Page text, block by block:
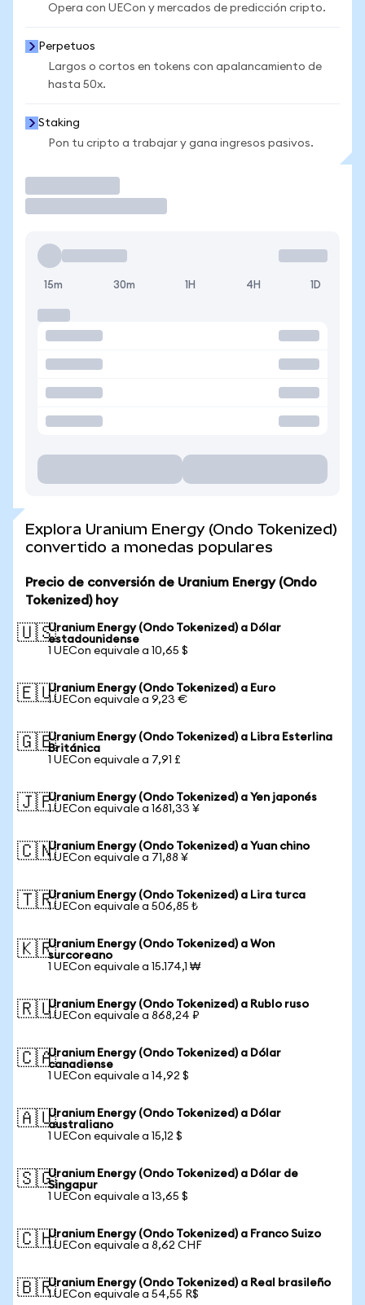
Opera con UECon y mercados de predicción cripto.
Perpetuos
Largos o cortos en tokens con apalancamiento de
hasta 50x.
Staking
Pon tu cripto a trabajar y gana ingresos pasivos.
15m 30m 1H 4H 1D
Explora Uranium Energy (Ondo Tokenized)
convertido a monedas populares
Precio de conversión de Uranium Energy (Ondo
Tokenized) hoy
🇺🇸Uranium Energy (Ondo Tokenized) a Dólar
estadounidense
1 UECon equivale a 10,65 $
🇪🇺Uranium Energy (Ondo Tokenized) a Euro
1 UECon equivale a 9,23 €
🇬🇧Uranium Energy (Ondo Tokenized) a Libra Esterlina
Británica
1 UECon equivale a 7,91 £
🇯🇵Uranium Energy (Ondo Tokenized) a Yen japonés
1 UECon equivale a 1681,33 ¥
🇨🇳Uranium Energy (Ondo Tokenized) a Yuan chino
1 UECon equivale a 71,88 ¥
🇹🇷Uranium Energy (Ondo Tokenized) a Lira turca
1 UECon equivale a 506,85 ₺
🇰🇷Uranium Energy (Ondo Tokenized) a Won
surcoreano
1 UECon equivale a 15.174,1 ₩
🇷🇺Uranium Energy (Ondo Tokenized) a Rublo ruso
1 UECon equivale a 868,24 ₽
🇨🇦Uranium Energy (Ondo Tokenized) a Dólar
canadiense
1 UECon equivale a 14,92 $
🇦🇺Uranium Energy (Ondo Tokenized) a Dólar
australiano
1 UECon equivale a 15,12 $
🇸🇬Uranium Energy (Ondo Tokenized) a Dólar de
Singapur
1 UECon equivale a 13,65 $
🇨🇭Uranium Energy (Ondo Tokenized) a Franco Suizo
1 UECon equivale a 8,62 CHF
🇧🇷Uranium Energy (Ondo Tokenized) a Real brasileño
1 UECon equivale a 54,55 R$